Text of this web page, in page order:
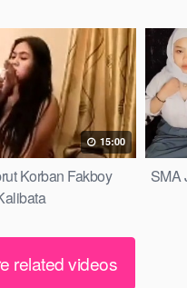
15:00
Korban Fakboy
SMA
related videos